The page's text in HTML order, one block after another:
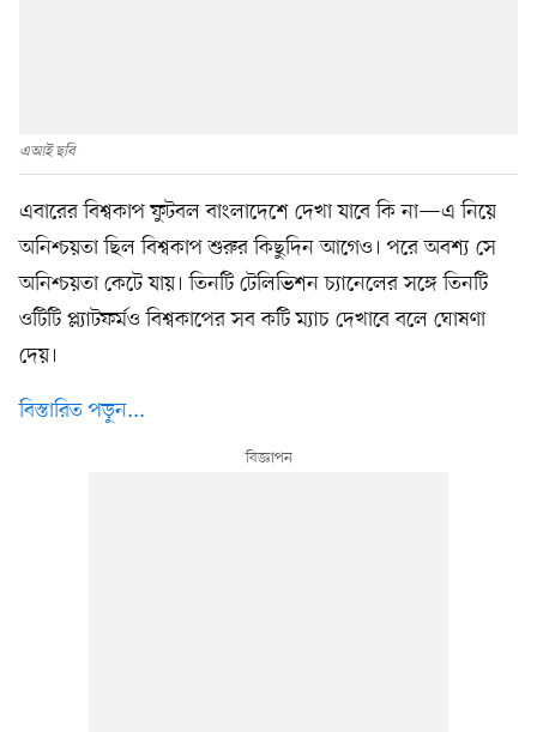
এআই ছবি
এবারের বিশ্বকাপ ফুটবল বাংলাদেশে দেখা যাবে কি না—এ নিয়ে
অনিশ্চয়তা ছিল বিশ্বকাপ শুরুর কিছুদিন আগেও। পরে অবশ্য সে
অনিশ্চয়তা কেটে যায়। তিনটি টেলিভিশন চ্যানেলের সঙ্গে তিনটি
ওটিটি প্ল্যাটফর্মও বিশ্বকাপের সব কটি ম্যাচ দেখাবে বলে ঘোষণা
দেয়।
বিস্তারিত পড়ুন...